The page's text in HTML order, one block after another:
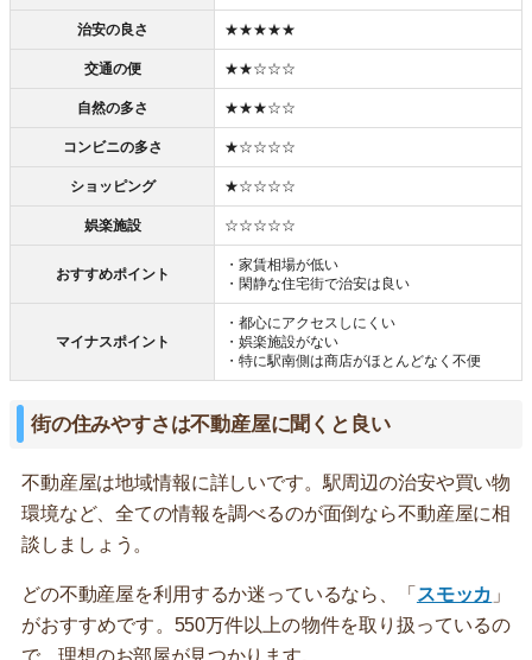
治安の良さ ★★★★★
交通の便 ★★☆☆☆
自然の多さ ★★★☆☆
コンビニの多さ ★☆☆☆☆
ショッピング ★☆☆☆☆
娯楽施設 ☆☆☆☆☆
おすすめポイント
・家賃相場が低い
・閑静な住宅街で治安は良い
マイナスポイント
・都心にアクセスしにくい
・娯楽施設がない
・特に駅南側は商店がほとんどなく不便
街の住みやすさは不動産屋に聞くと良い
不動産屋は地域情報に詳しいです。駅周辺の治安や買い物
環境など、全ての情報を調べるのが面倒なら不動産屋に相
談しましょう。
どの不動産屋を利用するか迷っているなら、「 スモッカ 」
がおすすめです。550万件以上の物件を取り扱っているの
で、理想のお部屋が見つかります。